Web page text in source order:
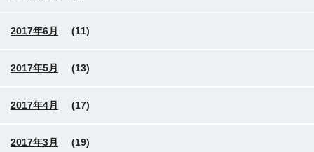
2017年6月 (11)
2017年5月 (13)
2017年4月 (17)
2017年3月 (19)